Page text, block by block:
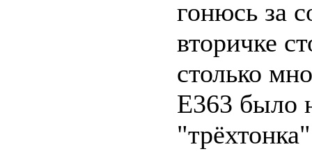
гонюсь за
вторичке
столько
E363 было